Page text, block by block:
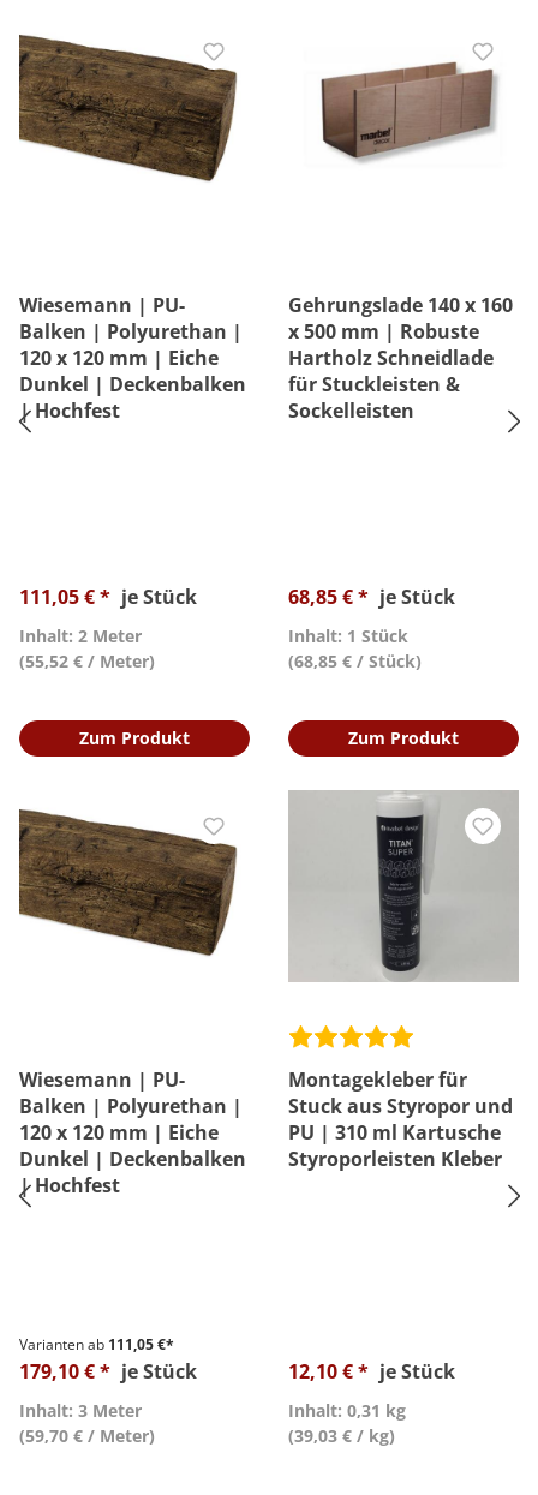
Wiesemann | PU-
Balken | Polyurethan |
120 x 120 mm | Eiche
Dunkel | Deckenbalken
| Hochfest
111,05 € * je Stück
Inhalt: 2 Meter
(55,52 € / Meter)
Zum Produkt
Gehrungslade 140 x 160
x 500 mm | Robuste
Hartholz Schneidlade
für Stuckleisten &
Sockelleisten
68,85 € * je Stück
Inhalt: 1 Stück
(68,85 € / Stück)
Zum Produkt
Wiesemann | PU-
Balken | Polyurethan |
120 x 120 mm | Eiche
Dunkel | Deckenbalken
| Hochfest
Varianten ab 111,05 €*
179,10 € * je Stück
Inhalt: 3 Meter
(59,70 € / Meter)
Montagekleber für
Stuck aus Styropor und
PU | 310 ml Kartusche
Styroporleisten Kleber
12,10 € * je Stück
Inhalt: 0,31 kg
(39,03 € / kg)